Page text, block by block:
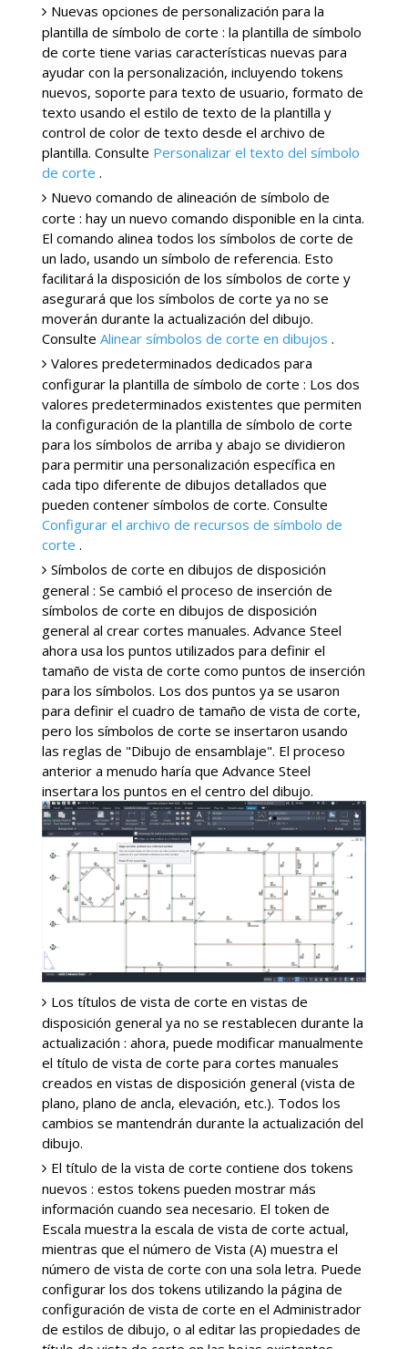
Nuevas opciones de personalización para la
plantilla de símbolo de corte : la plantilla de símbolo
de corte tiene varias características nuevas para
ayudar con la personalización, incluyendo tokens
nuevos, soporte para texto de usuario, formato de
texto usando el estilo de texto de la plantilla y
control de color de texto desde el archivo de
plantilla. Consulte Personalizar el texto del símbolo
de corte .
Nuevo comando de alineación de símbolo de
corte : hay un nuevo comando disponible en la cinta.
El comando alinea todos los símbolos de corte de
un lado, usando un símbolo de referencia. Esto
facilitará la disposición de los símbolos de corte y
asegurará que los símbolos de corte ya no se
moverán durante la actualización del dibujo.
ConsulteAlinear símbolos de corte en dibujos .
Valores predeterminados dedicados para
configurar la plantilla de símbolo de corte : Los dos
valores predeterminados existentes que permiten
la configuración de la plantilla de símbolo de corte
para los símbolos de arriba y abajo se dividieron
para permitir una personalización específica en
cada tipo diferente de dibujos detallados que
pueden contener símbolos de corte. Consulte
Configurar el archivo de recursos de símbolo de
corte .
Símbolos de corte en dibujos de disposición
general : Se cambió el proceso de inserción de
símbolos de corte en dibujos de disposición
general al crear cortes manuales. Advance Steel
ahora usa los puntos utilizados para definir el
tamaño de vista de corte como puntos de inserción
para los símbolos. Los dos puntos ya se usaron
para definir el cuadro de tamaño de vista de corte,
pero los símbolos de corte se insertaron usando
las reglas de "Dibujo de ensamblaje". El proceso
anterior a menudo haría que Advance Steel
insertara los puntos en el centro del dibujo.
Los títulos de vista de corte en vistas de
disposición general ya no se restablecen durante la
actualización : ahora, puede modificar manualmente
el título de vista de corte para cortes manuales
creados en vistas de disposición general (vista de
plano, plano de ancla, elevación, etc.). Todos los
cambios se mantendrán durante la actualización del
dibujo.
El título de la vista de corte contiene dos tokens
nuevos : estos tokens pueden mostrar más
información cuando sea necesario. El token de
Escala muestra la escala de vista de corte actual,
mientras que el número de Vista (A) muestra el
número de vista de corte con una sola letra. Puede
configurar los dos tokens utilizando la página de
configuración de vista de corte en el Administrador
de estilos de dibujo, o al editar las propiedades de